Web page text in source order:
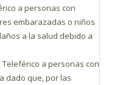
a personas con
embarazadas o niños
a la salud debido a
a personas con
dado que, por las